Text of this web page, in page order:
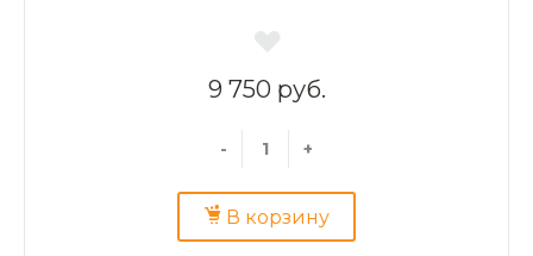
9 750 руб.
- +
В корзину